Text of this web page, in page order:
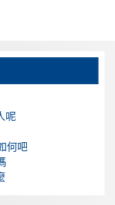
呢
何吧